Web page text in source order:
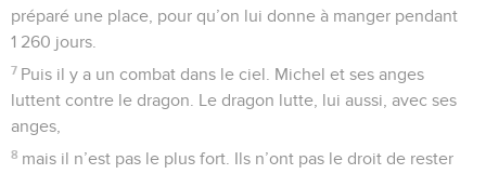
préparé une place, pour qu’on lui donne à manger pendant
1 260 jours.
7 Puis il y a un combat dans le ciel. Michel et ses anges
luttent contre le dragon. Le dragon lutte, lui aussi, avec ses
anges,
8 mais il n’est pas le plus fort. Ils n’ont pas le droit de rester